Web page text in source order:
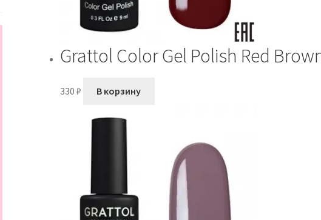
Grattol Color Gel Polish Red
330 ₽ В корзину